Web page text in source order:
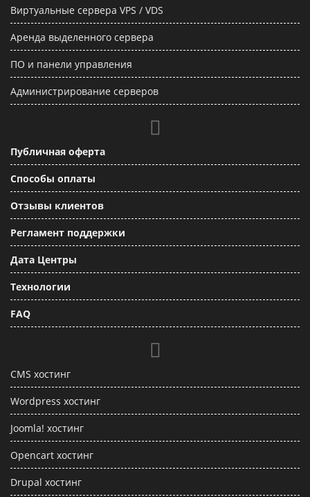
Виртуальные сервера VPS / VDS
Аренда выделенного сервера
ПО и панели управления
Администрирование серверов
Публичная оферта
Способы оплаты
Отзывы клиентов
Регламент поддержки
Дата Центры
Технологии
FAQ
CMS хостинг
Wordpress хостинг
Joomla! хостинг
Opencart хостинг
Drupal хостинг